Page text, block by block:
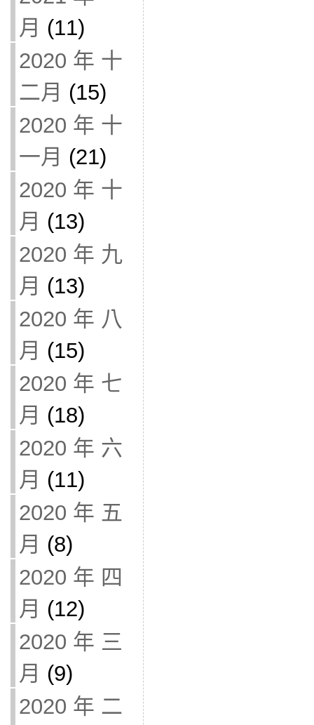
月 (11)
2020 年 十
二月 (15)
2020 年 十
一月 (21)
2020 年 十
月 (13)
2020 年 九
月 (13)
2020 年 八
月 (15)
2020 年 七
月 (18)
2020 年 六
月 (11)
2020 年 五
月 (8)
2020 年 四
月 (12)
2020 年 三
月 (9)
2020 年 二